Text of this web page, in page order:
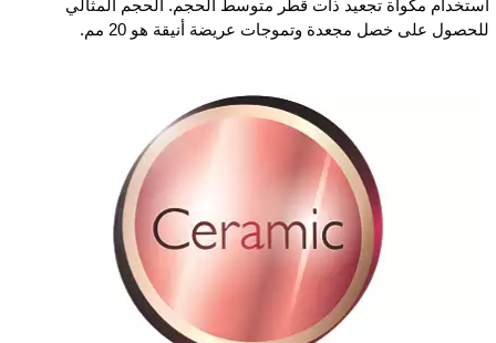
استخدام مكواة تجعيد ذات قطر متوسط الحجم. الحجم المثالي
للحصول على خصل مجعدة وتموجات عريضة أنيقة هو 20 مم.